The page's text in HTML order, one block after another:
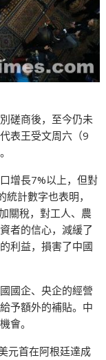
磋商後，至今仍未
表王受文周六（9
增長7%以上，但對
計數字也表明，
關稅，對工人、農
者的信心，減緩了
利益，損害了中國
國企、央企的經營
予額外的補貼。中
會。
元首在阿根廷達成